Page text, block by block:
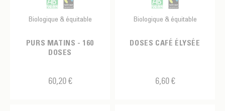
Biologique & équitable
PURS MATINS - 160
DOSES
60,20 €
Biologique & équitable
DOSES CAFÉ ÉLYSÉE
6,60 €